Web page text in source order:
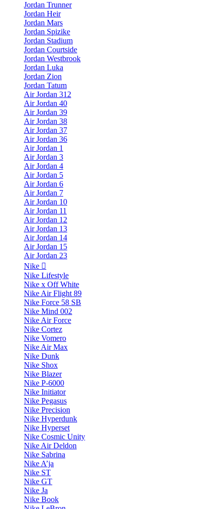
Jordan Trunner
Jordan Heir
Jordan Mars
Jordan Spizike
Jordan Stadium
Jordan Courtside
Jordan Westbrook
Jordan Luka
Jordan Zion
Jordan Tatum
Air Jordan 312
Air Jordan 40
Air Jordan 39
Air Jordan 38
Air Jordan 37
Air Jordan 36
Air Jordan 1
Air Jordan 3
Air Jordan 4
Air Jordan 5
Air Jordan 6
Air Jordan 7
Air Jordan 10
Air Jordan 11
Air Jordan 12
Air Jordan 13
Air Jordan 14
Air Jordan 15
Air Jordan 23
Nike
Nike Lifestyle
Nike x Off White
Nike Air Flight 89
Nike Force 58 SB
Nike Mind 002
Nike Air Force
Nike Cortez
Nike Vomero
Nike Air Max
Nike Dunk
Nike Shox
Nike Blazer
Nike P-6000
Nike Initiator
Nike Pegasus
Nike Precision
Nike Hyperdunk
Nike Hyperset
Nike Cosmic Unity
Nike Air Deldon
Nike Sabrina
Nike A’ja
Nike ST
Nike GT
Nike Ja
Nike Book